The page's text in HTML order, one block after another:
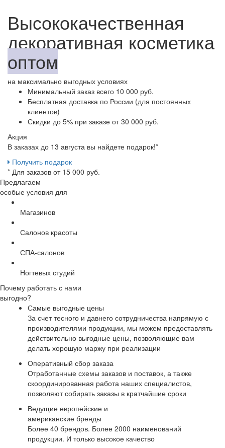
Высококачественная
декоративная косметика
оптом
на максимально выгодных условиях
Минимальный заказ всего 10 000 руб.
Бесплатная доставка по России (для постоянных
клиентов)
Скидки до 5% при заказе от 30 000 руб.
Акция
В заказах до 13 августа вы найдете подарок!*
Получить подарок
* Для заказов от 15 000 руб.
Предлагаем
особые условия для
Магазинов
Салонов красоты
СПА-салонов
Ногтевых студий
Почему работать с нами
выгодно?
Самые выгодные цены
За счет тесного и давнего сотрудничества напрямую с
производителями продукции, мы можем предоставлять
действительно выгодные цены, позволяющие вам
делать хорошую маржу при реализации
Оперативный сбор заказа
Отработанные схемы заказов и поставок, а также
скоординированная работа наших специалистов,
позволяют собирать заказы в кратчайшие сроки
Ведущие европейские и
американские бренды
Более 40 брендов. Более 2000 наименований
продукции. И только высокое качество